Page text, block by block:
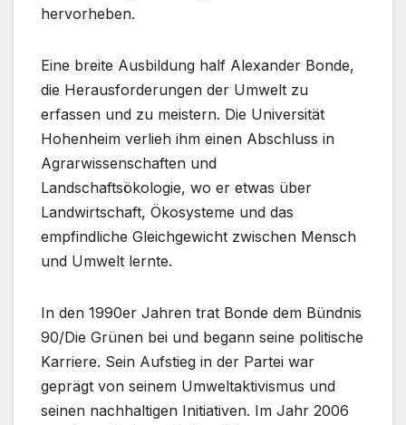
hervorheben.
Eine breite Ausbildung half Alexander Bonde,
die Herausforderungen der Umwelt zu
erfassen und zu meistern. Die Universität
Hohenheim verlieh ihm einen Abschluss in
Agrarwissenschaften und
Landschaftsökologie, wo er etwas über
Landwirtschaft, Ökosysteme und das
empfindliche Gleichgewicht zwischen Mensch
und Umwelt lernte.
In den 1990er Jahren trat Bonde dem Bündnis
90/Die Grünen bei und begann seine politische
Karriere. Sein Aufstieg in der Partei war
geprägt von seinem Umweltaktivismus und
seinen nachhaltigen Initiativen. Im Jahr 2006